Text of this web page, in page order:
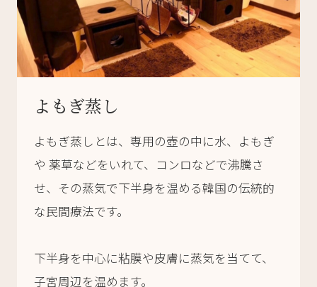
よもぎ蒸し
よもぎ蒸しとは、専用の壺の中に水、よもぎ
や 薬草などをいれて、コンロなどで沸騰さ
せ、その蒸気で下半身を温める韓国の伝統的
な民間療法です。
下半身を中心に粘膜や皮膚に蒸気を当てて、
子宮周辺を温めます。